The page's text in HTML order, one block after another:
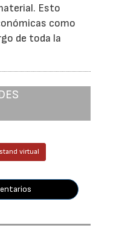
Esto
como
de toda la
virtual